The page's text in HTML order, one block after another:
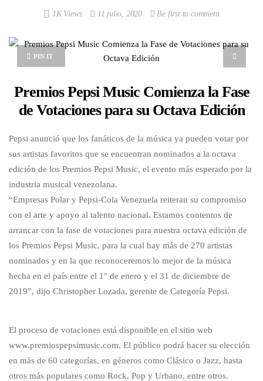
1K Views 11 julio, 2020 Be first to comment
PIN IT
Premios Pepsi Music Comienza la Fase
de Votaciones para su Octava Edición
Pepsi anunció que los fanáticos de la música ya pueden votar por
sus artistas favoritos que se encuentran nominados a la octava
edición de los Premios Pepsi Music, el evento más esperado por la
industria musical venezolana.
“Empresas Polar y Pepsi-Cola Venezuela reiteran su compromiso
con el arte y apoyo al talento nacional. Estamos contentos de
arrancar con la fase de votaciones para nuestra octava edición de
los Premios Pepsi Music, para la cual hay más de 270 artistas
nominados y en la que reconoceremos lo mejor de la música
hecha en el país entre el 1° de enero y el 31 de diciembre de
2019”, dijo Christopher Lozada, gerente de Categoría Pepsi.
El proceso de votaciones está disponible en el sitio web
www.premiospepsimusic.com. El público podrá hacer su elección
en más de 60 categorías, en géneros como Clásico o Jazz, hasta
otros más populares como Rock, Pop y Urbano, entre otros.